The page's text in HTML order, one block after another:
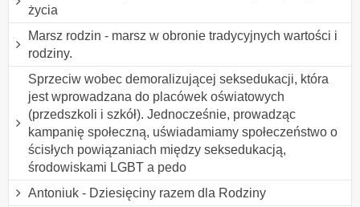
życia
Marsz rodzin - marsz w obronie tradycyjnych wartości i
rodziny.
Sprzeciw wobec demoralizującej seksedukacji, która
jest wprowadzana do placówek oświatowych
(przedszkoli i szkół). Jednocześnie, prowadząc
kampanię społeczną, uświadamiamy społeczeństwo o
ścisłych powiązaniach między seksedukacją,
środowiskami LGBT a pedo
Antoniuk - Dziesięciny razem dla Rodziny